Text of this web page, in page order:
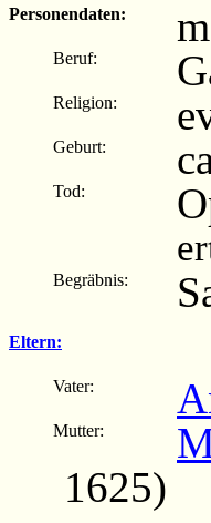
Personendaten:
Beruf:
Religion:
Geburt:
Tod:
Begräbnis:
Eltern:
Vater:
Mutter:
1625)